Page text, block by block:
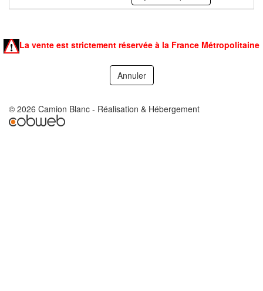
La vente est strictement réservée à la France Métropolitaine
© 2026 Camion Blanc - Réalisation & Hébergement